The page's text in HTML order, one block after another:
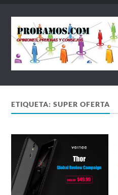
ETIQUETA:SUPER OFERTA